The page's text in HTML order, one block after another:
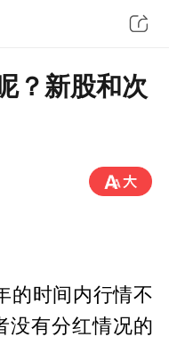
？新股和次
的时间内行情不
没有分红情况的